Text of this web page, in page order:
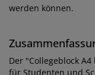
werden können.
Der "Collegeblock
für Studenten und